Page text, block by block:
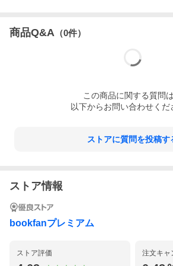
商品Q&A （0件）
この商品に関する質問は
以下からお問い合わせくだ
ストアに質問を投稿す
ストア情報
bookfanプレミアム
ストア評価 注文キャ